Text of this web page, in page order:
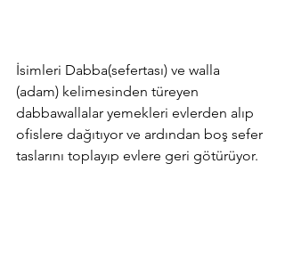
İsimleri Dabba(sefertası) ve walla
(adam) kelimesinden türeyen
dabbawallalar yemekleri evlerden alıp
ofislere dağıtıyor ve ardından boş sefer
taslarını toplayıp evlere geri götürüyor.